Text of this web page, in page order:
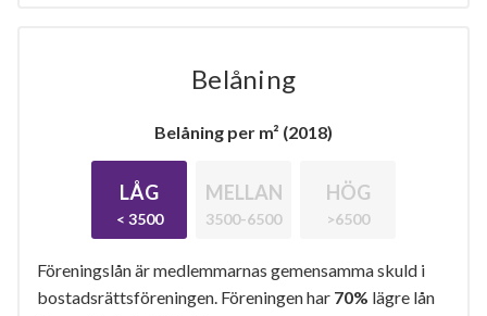
Belåning
Belåning per m² (2018)
LÅG
< 3500
MELLAN
3500-6500
HÖG
>6500
Föreningslån är medlemmarnas gemensamma skuld i
bostadsrättsföreningen. Föreningen har 70% lägre lån